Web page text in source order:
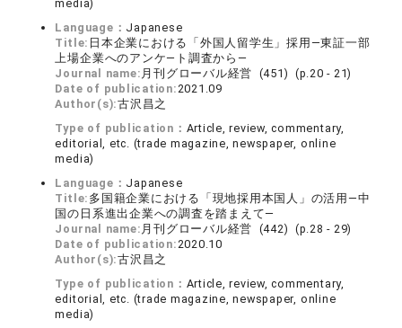
media)
Language： Japanese
Title: 日本企業における「外国人留学生」採用―東証一部
上場企業へのアンケ―ト調査から―
Journal name: 月刊グローバル経営 (451) (p.20 - 21)
Date of publication:2021.09
Author(s):古沢昌之
Type of publication： Article, review, commentary,
editorial, etc. (trade magazine, newspaper, online
media)
Language： Japanese
Title: 多国籍企業における「現地採用本国人」の活用―中
国の日系進出企業への調査を踏まえて―
Journal name: 月刊グローバル経営 (442) (p.28 - 29)
Date of publication:2020.10
Author(s):古沢昌之
Type of publication： Article, review, commentary,
editorial, etc. (trade magazine, newspaper, online
media)